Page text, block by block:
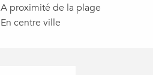
A proximité de la plage
En centre ville